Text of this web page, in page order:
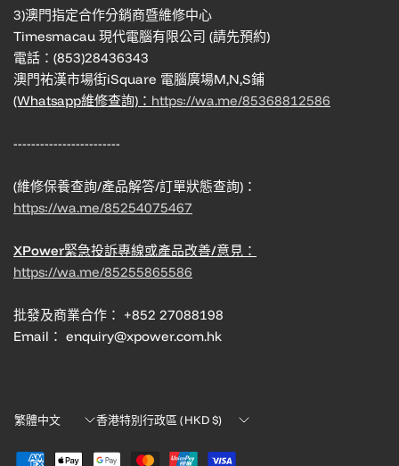
3)澳門指定合作分銷商暨維修中心
Timesmacau 現代電腦有限公司 (請先預約)
電話：(853)28436343
澳門祐漢市場街iSquare 電腦廣場M,N,S鋪
(Whatsapp維修查詢)： https://wa.me/85368812586
------------------------
(維修保養查詢/產品解答/訂單狀態查詢)：
https://wa.me/85254075467
XPower緊急投訴專線或產品改善/意見：
https://wa.me/85255865586
批發及商業合作： +852 27088198
Email： enquiry@xpower.com.hk
Translation
zh-
Translation
zh-